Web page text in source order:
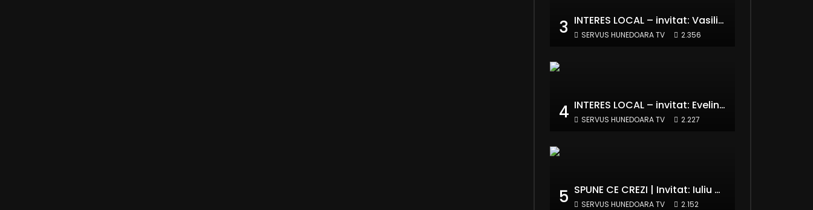
3 INTERES LOCAL – invitat: Vasilică Potecă – Senator PNL Hunedoara
SERVUS HUNEDOARA TV 2.356
4 INTERES LOCAL – invitat: Evelina Pasconi – Vicepreședinte Asociația Casa Divină
SERVUS HUNEDOARA TV 2.227
5 SPUNE CE CREZI | Invitat: Iuliu Winkler (europarlamentar UDMR – Grupul PPE)
SERVUS HUNEDOARA TV 2.152